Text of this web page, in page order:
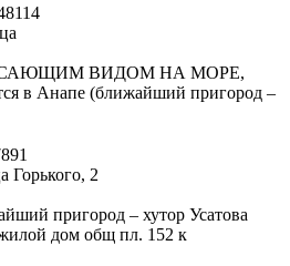
ВИДОМ НА МОРЕ,
в Анапе (ближайший пригород –
Горького, 2
пригород – хутор Усатова
дом общ пл. 152 к